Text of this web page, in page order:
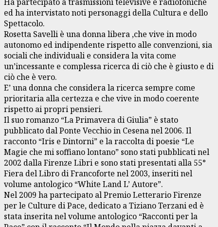
Ha partecipato a trasmissioni televisive e radiofoniche
ed ha intervistato noti personaggi della Cultura e dello
Spettacolo.
Rosetta Savelli è una donna libera ,che vive in modo
autonomo ed indipendente rispetto alle convenzioni, sia
sociali che individuali e considera la vita come
un’incessante e complessa ricerca di ciò che è giusto e di
ciò che è vero.
E’ una donna che considera la ricerca sempre come
prioritaria alla certezza e che vive in modo coerente
rispetto ai propri pensieri.
Il suo romanzo “La Primavera di Giulia” è stato
pubblicato dal Ponte Vecchio in Cesena nel 2006. Il
racconto “Iris e Dintorni” e la raccolta di poesie “Le
Magie che mi soffiano lontano” sono stati pubblicati nel
2002 dalla Firenze Libri e sono stati presentati alla 55°
Fiera del Libro di Francoforte nel 2003, inseriti nel
volume antologico “White Land L’ Autore”.
Nel 2009 ha partecipato al Premio Letterario Firenze
per le Culture di Pace, dedicato a Tiziano Terzani ed è
stata inserita nel volume antologico “Racconti per la